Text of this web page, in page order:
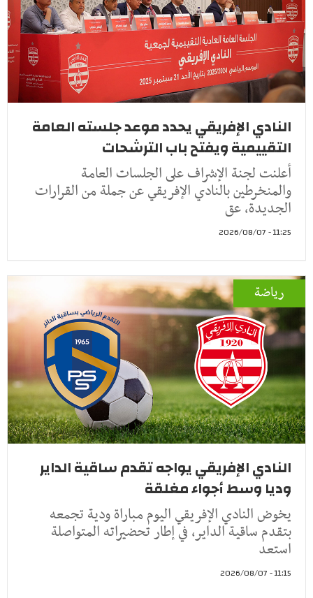
النادي الإفريقي يحدد موعد جلسته العامة
التقييمية ويفتح باب الترشحات
أعلنت لجنة الإشراف على الجلسات العامة
والمنخرطين بالنادي الإفريقي عن جملة من القرارات
الجديدة، عق
11:25 - 2026/08/07
رياضة
النادي الإفريقي يواجه تقدم ساقية الداير
وديا وسط أجواء مغلقة
يخوض النادي الإفريقي اليوم مباراة ودية تجمعه
بتقدم ساقية الداير، في إطار تحضيراته المتواصلة
استعد
11:15 - 2026/08/07